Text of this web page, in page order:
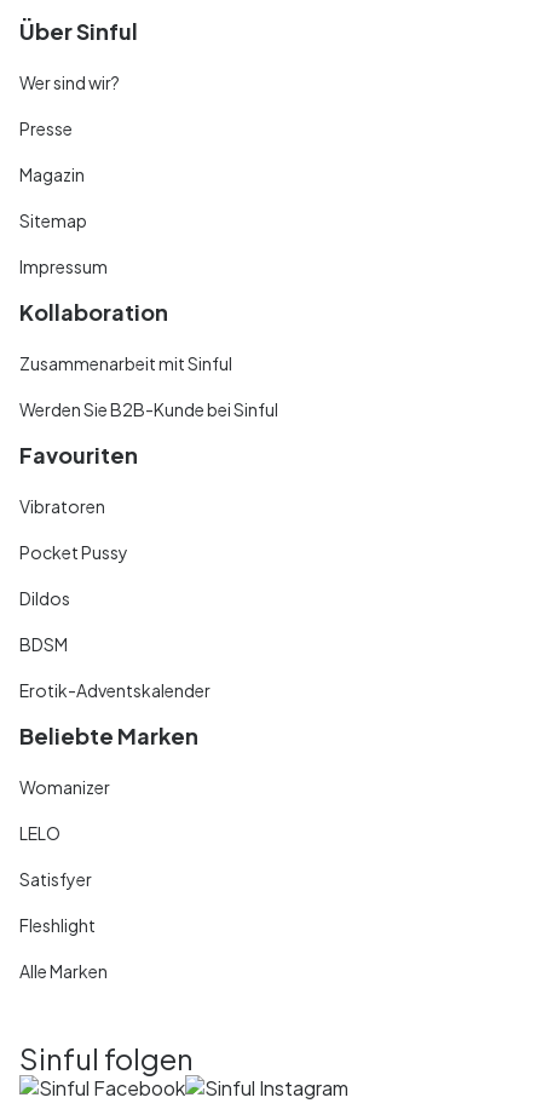
Über Sinful
Wer sind wir?
Presse
Magazin
Sitemap
Impressum
Kollaboration
Zusammenarbeit mit Sinful
Werden Sie B2B-Kunde bei Sinful
Favouriten
Vibratoren
Pocket Pussy
Dildos
BDSM
Erotik-Adventskalender
Beliebte Marken
Womanizer
LELO
Satisfyer
Fleshlight
Alle Marken
Sinful folgen